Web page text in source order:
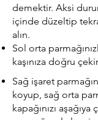
demektir. Aksi
içinde düzeltip
alın.
Sol orta
kaşınıza doğru
Sağ işaret
koyup, sağ orta
kapağınızı